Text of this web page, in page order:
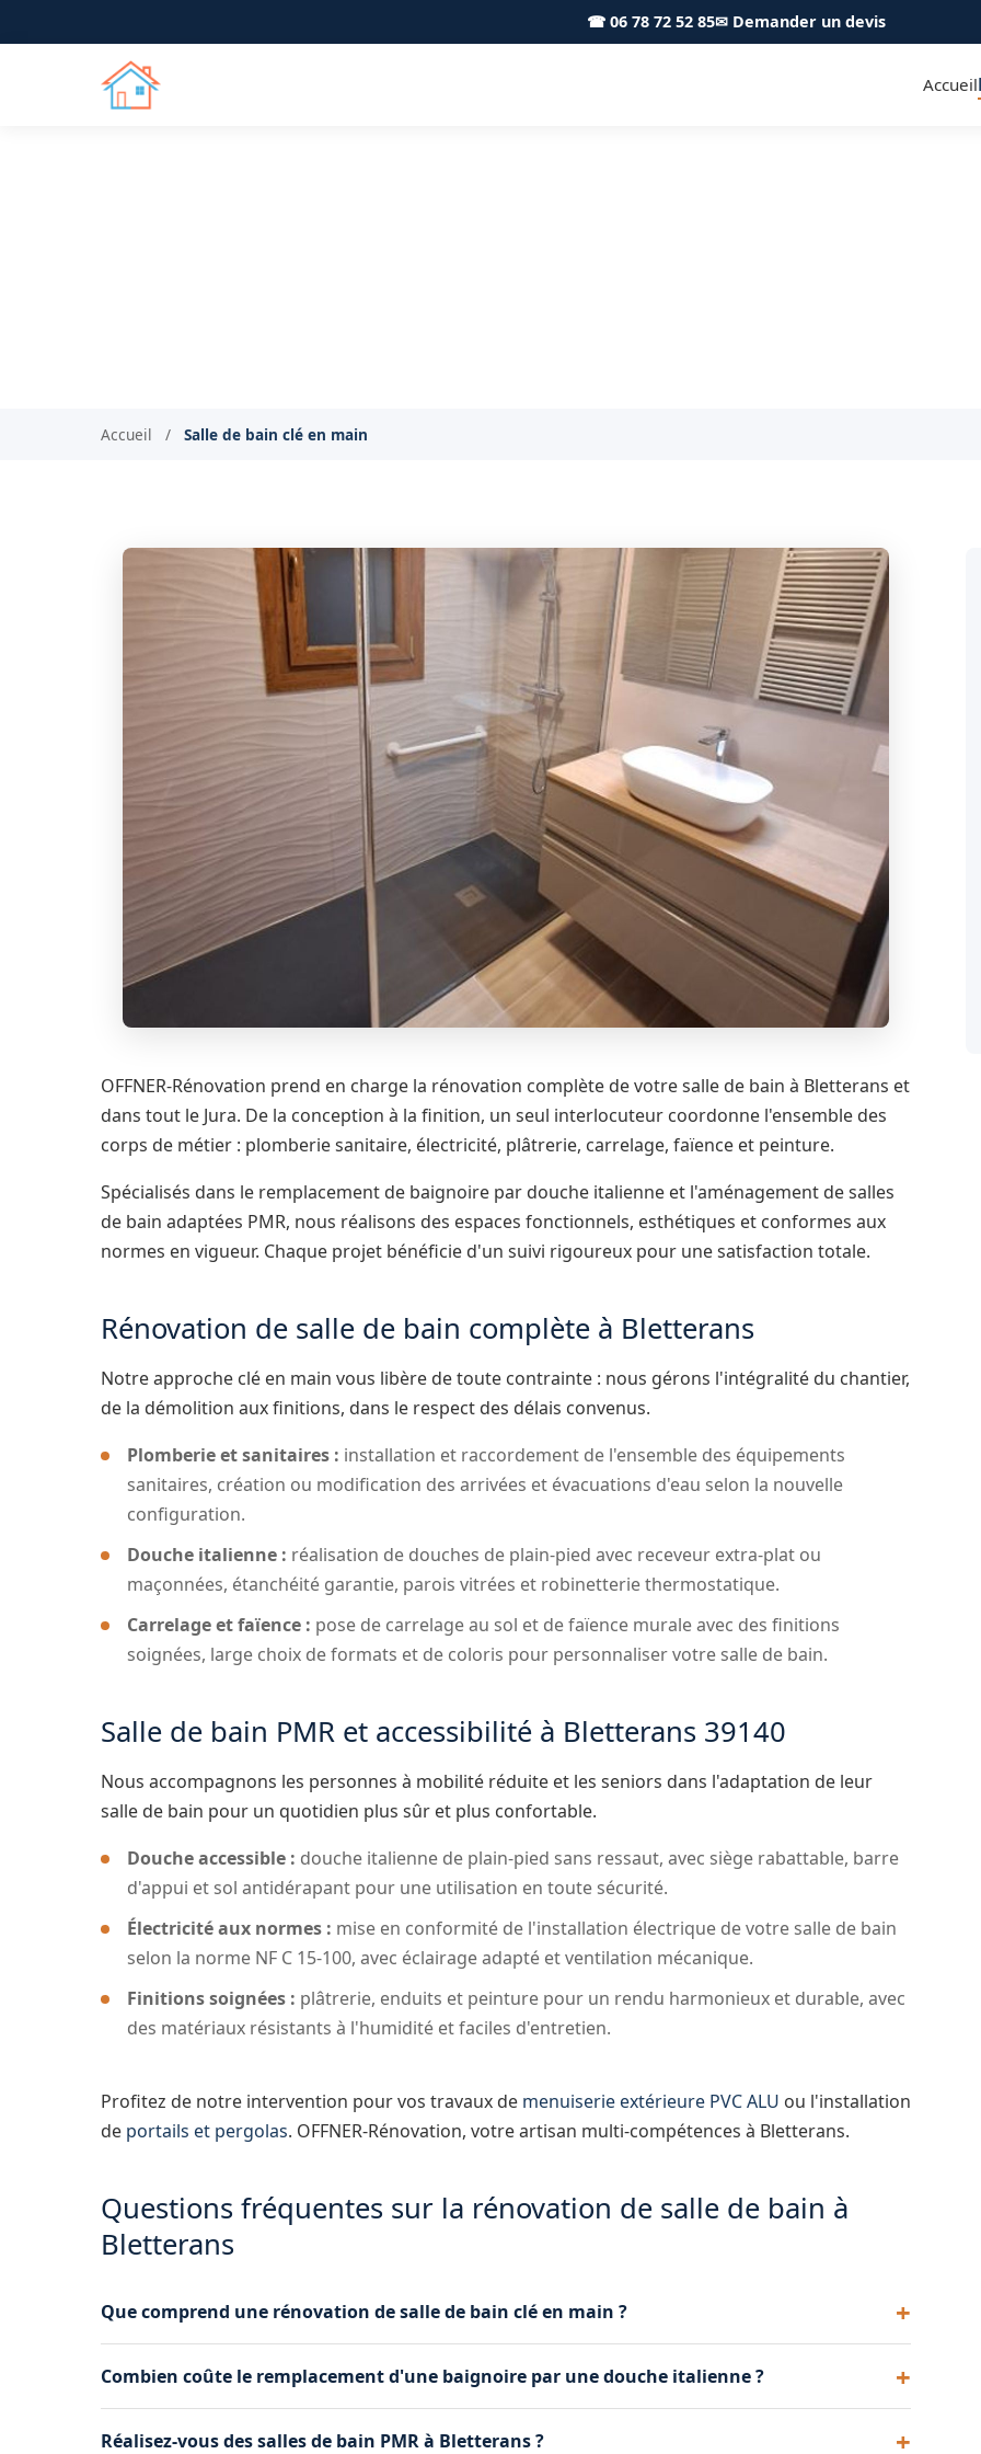
☎ 06 78 72 52 85✉ Demander un devis
Accueil
Accueil / Salle de bain clé en main
OFFNER-Rénovation prend en charge la rénovation complète de votre salle de bain à Bletterans et
dans tout le Jura. De la conception à la finition, un seul interlocuteur coordonne l'ensemble des
corps de métier : plomberie sanitaire, électricité, plâtrerie, carrelage, faïence et peinture.
Spécialisés dans le remplacement de baignoire par douche italienne et l'aménagement de salles
de bain adaptées PMR, nous réalisons des espaces fonctionnels, esthétiques et conformes aux
normes en vigueur. Chaque projet bénéficie d'un suivi rigoureux pour une satisfaction totale.
Rénovation de salle de bain complète à Bletterans
Notre approche clé en main vous libère de toute contrainte : nous gérons l'intégralité du chantier,
de la démolition aux finitions, dans le respect des délais convenus.
Plomberie et sanitaires : installation et raccordement de l'ensemble des équipements
sanitaires, création ou modification des arrivées et évacuations d'eau selon la nouvelle
configuration.
Douche italienne : réalisation de douches de plain-pied avec receveur extra-plat ou
maçonnées, étanchéité garantie, parois vitrées et robinetterie thermostatique.
Carrelage et faïence : pose de carrelage au sol et de faïence murale avec des finitions
soignées, large choix de formats et de coloris pour personnaliser votre salle de bain.
Salle de bain PMR et accessibilité à Bletterans 39140
Nous accompagnons les personnes à mobilité réduite et les seniors dans l'adaptation de leur
salle de bain pour un quotidien plus sûr et plus confortable.
Douche accessible : douche italienne de plain-pied sans ressaut, avec siège rabattable, barre
d'appui et sol antidérapant pour une utilisation en toute sécurité.
Électricité aux normes : mise en conformité de l'installation électrique de votre salle de bain
selon la norme NF C 15-100, avec éclairage adapté et ventilation mécanique.
Finitions soignées : plâtrerie, enduits et peinture pour un rendu harmonieux et durable, avec
des matériaux résistants à l'humidité et faciles d'entretien.
Profitez de notre intervention pour vos travaux de menuiserie extérieure PVC ALU ou l'installation
de portails et pergolas. OFFNER-Rénovation, votre artisan multi-compétences à Bletterans.
Questions fréquentes sur la rénovation de salle de bain à
Bletterans
Que comprend une rénovation de salle de bain clé en main ?
plâtrerie, pose de carrelage et faïence, installation de la douche ou baignoire, et peinture de
finition. Un seul interlocuteur gère votre projet de A à Z.
Combien coûte le remplacement d'une baignoire par une douche italienne ?
Réalisez-vous des salles de bain PMR à Bletterans ?